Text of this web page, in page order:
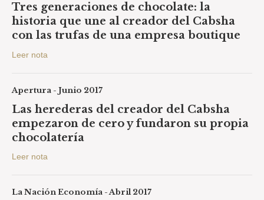
Tres generaciones de chocolate: la
historia que une al creador del Cabsha
con las trufas de una empresa boutique
Leer nota
Apertura - Junio 2017
Las herederas del creador del Cabsha
empezaron de cero y fundaron su propia
chocolatería
Leer nota
La Nación Economía - Abril 2017